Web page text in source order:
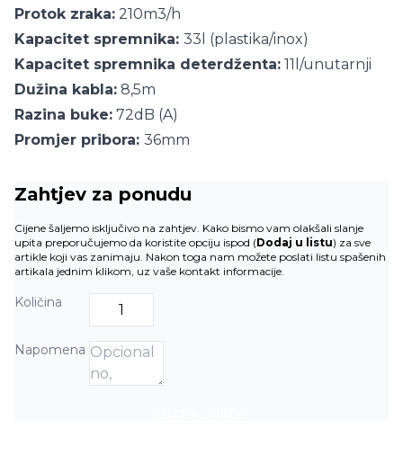
Protok zraka: 210m3/h
Kapacitet spremnika: 33l (plastika/inox)
Kapacitet spremnika deterdženta: 11l/unutarnji
Dužina kabla: 8,5m
Razina buke: 72dB (A)
Promjer pribora: 36mm
Zahtjev za ponudu
Cijene šaljemo isključivo na zahtjev. Kako bismo vam olakšali slanje
upita preporučujemo da koristite opciju ispod (Dodaj u listu) za sve
artikle koji vas zanimaju. Nakon toga nam možete poslati listu spašenih
artikala jednim klikom, uz vaše kontakt informacije.
Količina
Napomena